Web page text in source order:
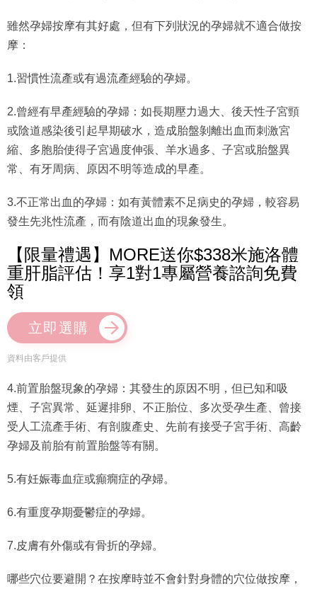
雖然孕婦按摩有其好處，但有下列狀況的孕婦就不適合做按
摩：
1.習慣性流產或有過流產經驗的孕婦。
2.曾經有早產經驗的孕婦：如長期壓力過大、後天性子宮頸
或陰道感染後引起早期破水，造成胎盤剝離出血而刺激宮
縮、多胞胎使得子宮過度伸張、羊水過多、子宮或胎盤異
常、有牙周病、原因不明等造成的早產。
3.不正常出血的孕婦：如有黃體素不足病史的孕婦，較容易
發生先兆性流產，而有陰道出血的現象發生。
【限量禮遇】MORE送你$338米施洛體
重肝脂評估！享1對1專屬營養諮詢免費
領
立即選購
資料由客戶提供
4.前置胎盤現象的孕婦：其發生的原因不明，但已知和吸
煙、子宮異常、延遲排卵、不正胎位、多次受孕生產、曾接
受人工流產手術、有剖腹產史、先前有接受子宮手術、高齡
孕婦及前胎有前置胎盤等有關。
5.有妊娠毒血症或癲癇症的孕婦。
6.有重度孕期憂鬱症的孕婦。
7.皮膚有外傷或有骨折的孕婦。
哪些穴位要避開？在按摩時並不會針對身體的穴位做按摩，